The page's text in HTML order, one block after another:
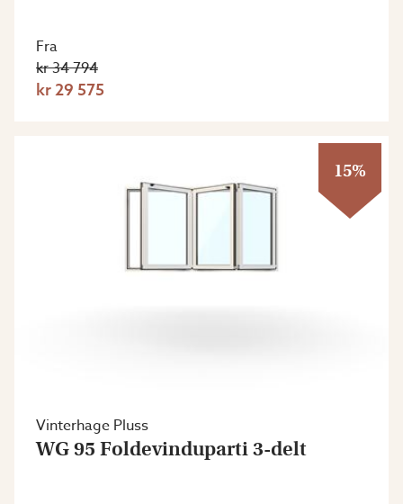
Fra
kr 34 794
kr 29 575
15%
Vinterhage Pluss
WG 95 Foldevinduparti 3-delt